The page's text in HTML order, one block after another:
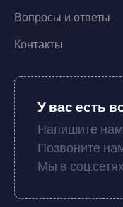
Вопросы и ответы
Контакты
У вас есть
Напишите
Позвоните
Мы в